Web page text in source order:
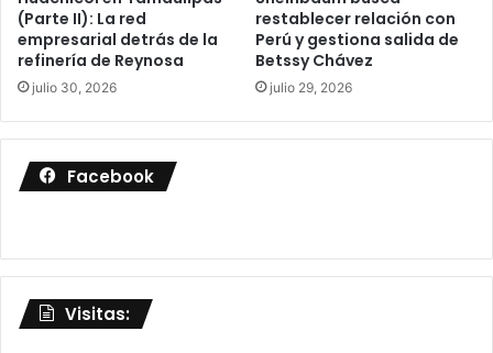
(Parte II): La red
empresarial detrás de la
refinería de Reynosa
julio 30, 2026
restablecer relación con
Perú y gestiona salida de
Betssy Chávez
julio 29, 2026
Facebook
Visitas: